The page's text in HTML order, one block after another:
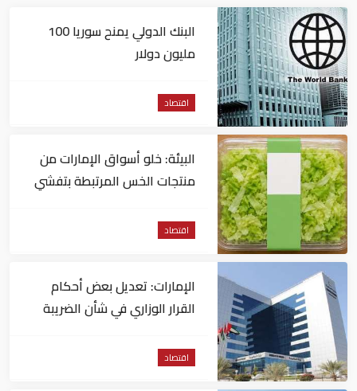
البنك الدولي يمنح سوريا 100
مليون دولار
اقتصاد
البيئة: خلو أسواق الإمارات من
منتجات الخس المرتبطة بتفشي
اقتصاد
الإمارات: تعديل بعض أحكام
القرار الوزاري في شأن الضريبة
اقتصاد